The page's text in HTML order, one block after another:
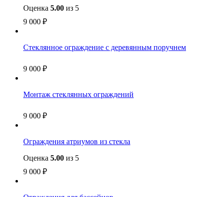
Оценка 5.00 из 5
9 000 ₽
Cтеклянное ограждение с деревянным поручнем
9 000 ₽
Монтаж стеклянных ограждений
9 000 ₽
Ограждения атриумов из стекла
Оценка 5.00 из 5
9 000 ₽